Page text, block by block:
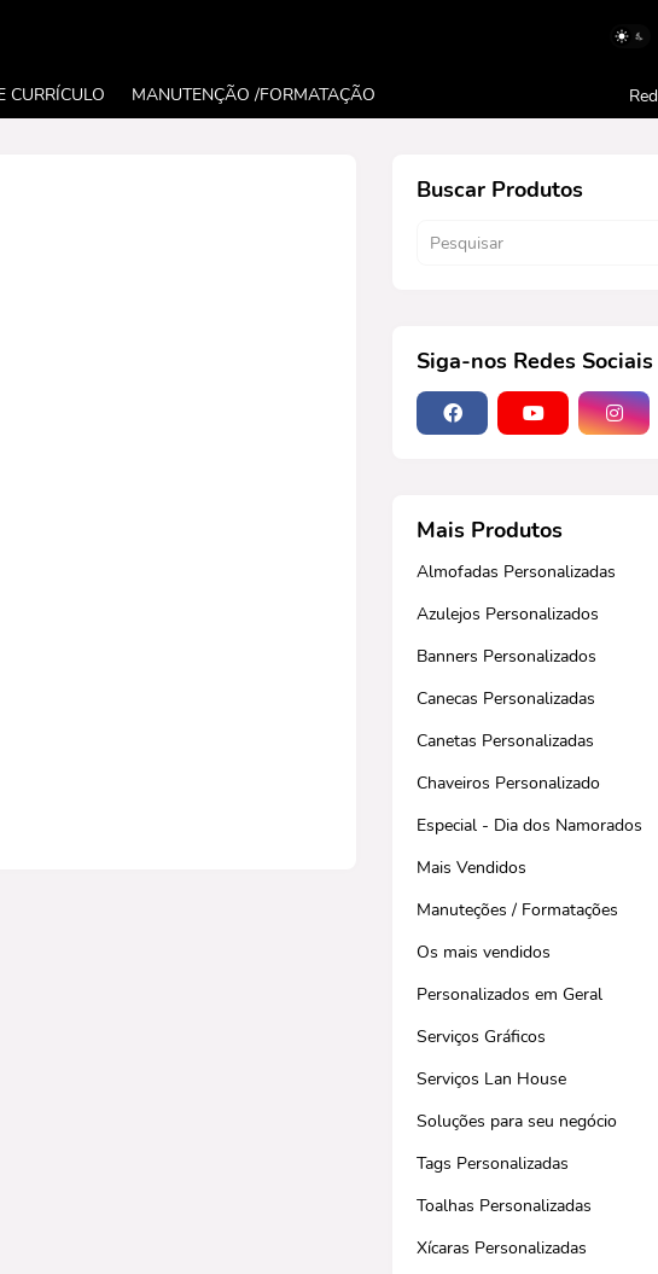
CURRÍCULO MANUTENÇÃO /FORMATAÇÃO
Buscar Produtos
Siga-nos Redes Sociais
Mais Produtos
Almofadas Personalizadas
Azulejos Personalizados
Banners Personalizados
Canecas Personalizadas
Canetas Personalizadas
Chaveiros Personalizado
Especial - Dia dos Namorados
Mais Vendidos
Manuteções / Formatações
Os mais vendidos
Personalizados em Geral
Serviços Gráficos
Serviços Lan House
Soluções para seu negócio
Tags Personalizadas
Toalhas Personalizadas
Xícaras Personalizadas